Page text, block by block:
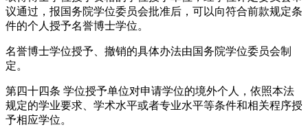
议通过，报国务院学位委员会批准后，可以向符合前款规定条
件的个人授予名誉博士学位。
名誉博士学位授予、撤销的具体办法由国务院学位委员会制
定。
第四十四条 学位授予单位对申请学位的境外个人，依照本法
规定的学业要求、学术水平或者专业水平等条件和相关程序授
予相应学位。